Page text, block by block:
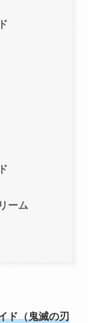
ーム
ド（鬼滅の刃